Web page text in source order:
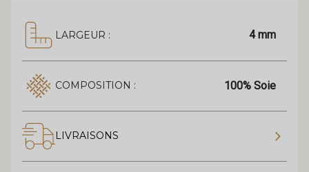
LARGEUR : 4 mm
COMPOSITION : 100% Soie
LIVRAISONS